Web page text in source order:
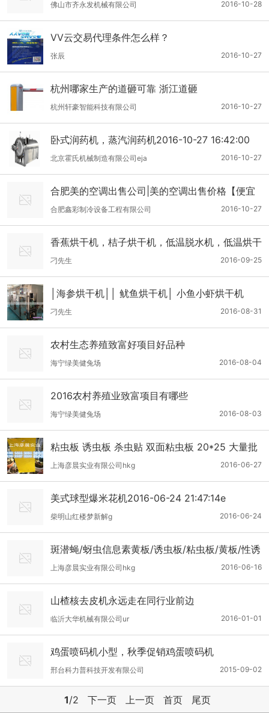
设计/清远地磅控制系统安装/佛山地磅控制系统维
护
2016-10-28
佛山市齐永发机械有限公司
VV云交易代理条件怎么样？
2016-10-27
张辰
杭州哪家生产的道砸可靠 浙江道砸
2016-10-27
杭州轩豪智能科技有限公司
卧式润药机，蒸汽润药机2016-10-27 16:42:00
2016-10-27
北京霍氏机械制造有限公司eja
合肥美的空调出售公司|美的空调出售价格【便宜
的很】美的空调出售费用
2016-10-27
合肥鑫彩制冷设备工程有限公司
香蕉烘干机，桔子烘干机，低温脱水机，低温烘干
设备
2016-09-25
刁先生
│海参烘干机││ 鱿鱼烘干机│ 小鱼小虾烘干机
2016-08-31
刁先生
农村生态养殖致富好项目好品种
2016-08-04
海宁绿美健兔场
2016农村养殖业致富项目有哪些
2016-08-03
海宁绿美健兔场
粘虫板 诱虫板 杀虫贴 双面粘虫板 20*25 大量批
发
2016-06-27
上海彦晨实业有限公司hkg
美式球型爆米花机2016-06-24 21:47:14e
2016-06-24
柴明山红楼梦新解g
斑潜蝇/蚜虫信息素黄板/诱虫板/粘虫板/黄板/性诱
剂
2016-06-16
上海彦晨实业有限公司hkg
山楂核去皮机永远走在同行业前边
2016-01-01
临沂大华机械有限公司ur
鸡蛋喷码机小型，秋季促销鸡蛋喷码机
2015-09-02
邢台科力普科技开发有限公司
1/2 下一页 上一页 首页 尾页